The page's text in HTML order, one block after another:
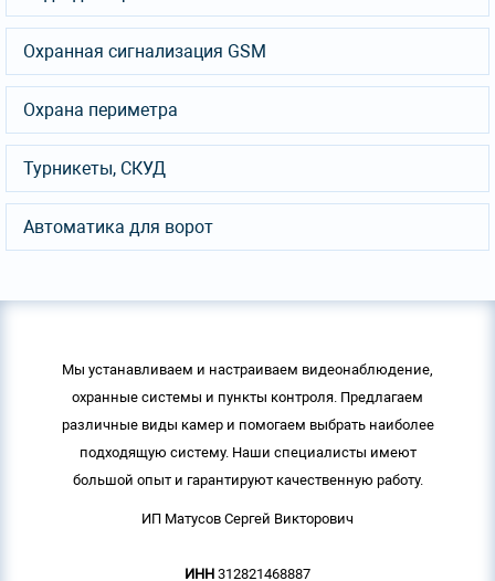
Охранная сигнализация GSM
Охрана периметра
Турникеты, СКУД
Автоматика для ворот
Мы устанавливаем и настраиваем видеонаблюдение,
охранные системы и пункты контроля. Предлагаем
различные виды камер и помогаем выбрать наиболее
подходящую систему. Наши специалисты имеют
большой опыт и гарантируют качественную работу.
ИП Матусов Сергей Викторович
ИНН 312821468887